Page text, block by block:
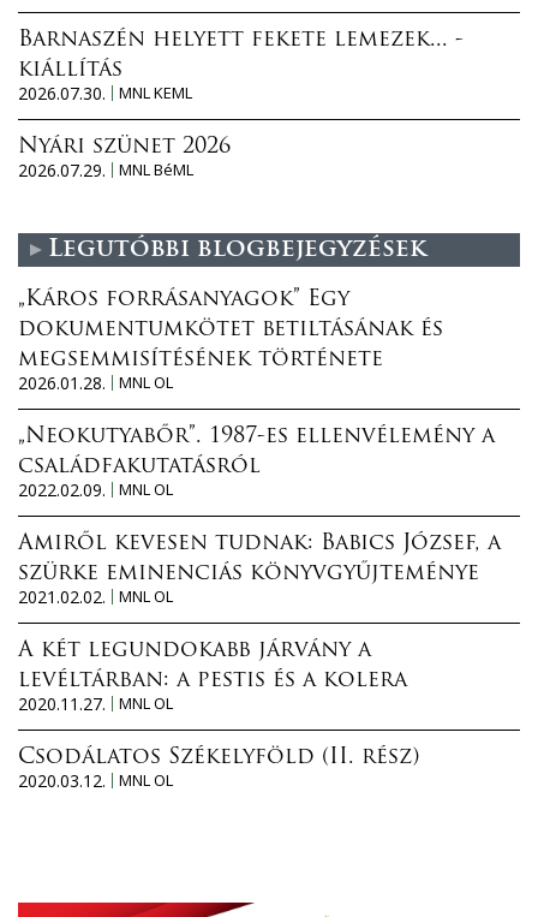
Barnaszén helyett fekete lemezek... -
kiállítás
2026.07.30.
MNL KEML
Nyári szünet 2026
2026.07.29.
MNL BéML
Legutóbbi blogbejegyzések
„Káros forrásanyagok” Egy
dokumentumkötet betiltásának és
megsemmisítésének története
2026.01.28.
MNL OL
„Neokutyabőr”. 1987-es ellenvélemény a
családfakutatásról
2022.02.09.
MNL OL
Amiről kevesen tudnak: Babics József, a
szürke eminenciás könyvgyűjteménye
2021.02.02.
MNL OL
A két legundokabb járvány a
levéltárban: a pestis és a kolera
2020.11.27.
MNL OL
Csodálatos Székelyföld (II. rész)
2020.03.12.
MNL OL